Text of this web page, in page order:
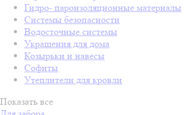
Гидро- пароизоляционные материалы
Системы безопасности
Водосточные системы
Украшения для дома
Козырьки и навесы
Софиты
Утеплители для кровли
Показать все